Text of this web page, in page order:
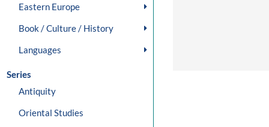
Eastern Europe
Book / Culture / History
Languages
Series
Antiquity
Oriental Studies